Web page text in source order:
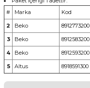
#
Marka Kod
2
Beko 8912773200
3
Beko 8912583200
4
Beko 8912593200
5
Altus 8918591300